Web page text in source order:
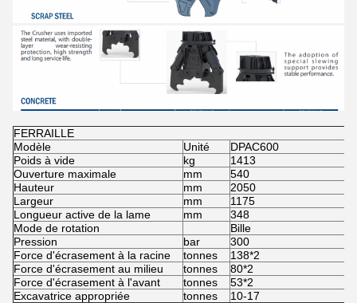
FERRAILLE
Modèle
Unité DPAC600
Poids à vide
kg 1413
Ouverture maximale
mm 540
Hauteur
mm 2050
Largeur
mm 1175
Longueur active de la lame
mm 348
Mode de rotation
Bille
Pression
bar 300
Force d'écrasement à la racine
tonnes 138*2
Force d'écrasement au milieu
tonnes 80*2
Force d'écrasement à l'avant
tonnes 53*2
Excavatrice appropriée
tonnes 10-17